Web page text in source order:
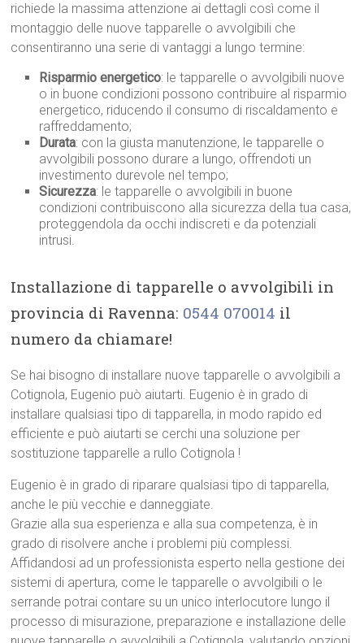
richiede la massima attenzione ai dettagli così come il
montaggio delle nuove tapparelle o avvolgibili che
consentiranno una serie di vantaggi a lungo termine:
Risparmio energetico: le tapparelle o avvolgibili nuove
o in buone condizioni possono contribuire al risparmio
energetico, riducendo il consumo di riscaldamento e
raffreddamento;
Durata: con la giusta manutenzione, le tapparelle o
avvolgibili possono durare a lungo, offrendoti un
investimento durevole nel tempo;
Sicurezza: le tapparelle o avvolgibili in buone
condizioni contribuiscono alla sicurezza della tua casa,
proteggendola da occhi indiscreti e da potenziali
intrusi.
Installazione di tapparelle o avvolgibili in
provincia di Ravenna: 0544 070014 il
numero da chiamare!
Se hai bisogno di installare nuove tapparelle o avvolgibili a
Cotignola, Eugenio può aiutarti. Eugenio è in grado di
installare qualsiasi tipo di tapparella, in modo rapido ed
efficiente e può aiutarti se cerchi una soluzione per
sostituzione tapparelle a rullo Cotignola !
Eugenio è in grado di riparare qualsiasi tipo di tapparella,
anche le più vecchie e danneggiate.
Grazie alla sua esperienza e alla sua competenza, è in
grado di risolvere anche i problemi più complessi.
Affidandosi ad un professionista esperto nella gestione dei
sistemi di apertura, come le tapparelle o avvolgibili o le
serrande potrai contare su un unico interlocutore lungo il
processo di misurazione, preparazione e installazione delle